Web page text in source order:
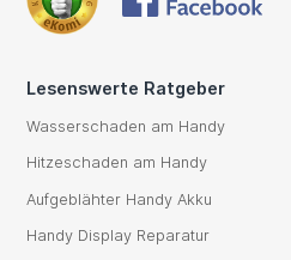
Lesenswerte Ratgeber
Wasserschaden am Handy
Hitzeschaden am Handy
Aufgeblähter Handy Akku
Handy Display Reparatur